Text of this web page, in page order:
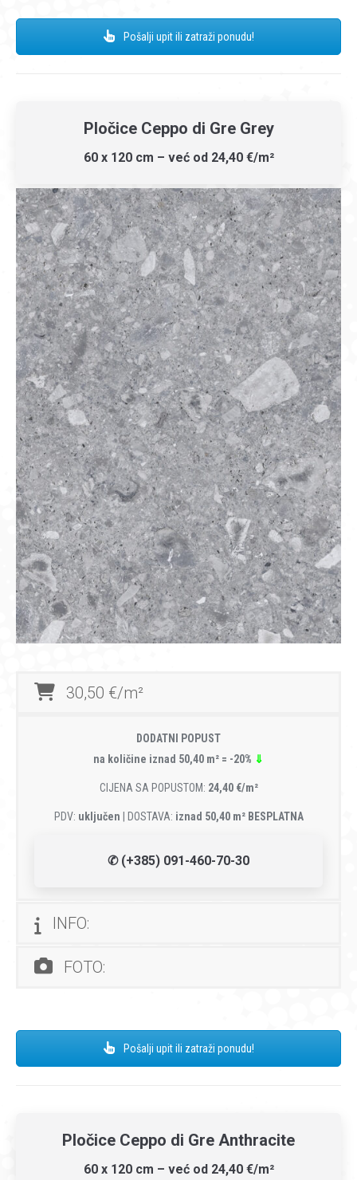
Pošalji upit ili zatraži ponudu!
Pločice Ceppo di Gre Grey
60 x 120 cm – već od 24,40 €/m²
30,50 €/m²
DODATNI POPUST
na količine iznad 50,40 m² = -20% ⇓
CIJENA SA POPUSTOM: 24,40 €/m²
PDV: uključen | DOSTAVA: iznad 50,40 m² BESPLATNA
✆ (+385) 091-460-70-30
INFO:
FOTO:
Pošalji upit ili zatraži ponudu!
Pločice Ceppo di Gre Anthracite
60 x 120 cm – već od 24,40 €/m²